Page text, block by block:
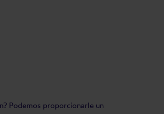
Podemos proporcionarle un